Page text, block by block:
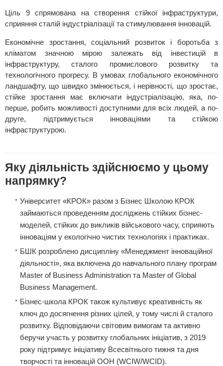
Ціль 9 спрямована на створення стійкої інфраструктури,
сприяння сталій індустріалізації та стимулювання інновацій.
Економічне зростання, соціальний розвиток і боротьба з
кліматом значною мірою залежать від інвестицій в
інфраструктуру, сталого промислового розвитку та
технологічного прогресу. В умовах глобального економічного
ландшафту, що швидко змінюється, і нерівності, що зростає,
стійке зростання має включати індустріалізацію, яка, по-
перше, робить можливості доступними для всіх людей, а по-
друге, підтримується інноваціями та стійкою
інфраструктурою.
Яку діяльність здійснюємо у цьому
напрямку?
Університет «КРОК» разом з Бізнес Школою КРОК
займаються проведенням досліджень стійких бізнес-
моделей, стійких до викликів військового часу, сприяють
інноваціям у екологічно чистих технологіях і практиках.
БШК розроблено дисципліну «Менеджмент інноваційної
діяльності», яка включена до навчального плану програм
Master of Business Administration та Master of Global
Business Management.
Бізнес-школа КРОК також культивує креативність як
ключ до досягнення різних цілей, у тому числі й сталого
розвитку. Відповідаючи світовим вимогам та активно
беручи участь у розвитку глобальних ініціатив, з 2019
року підтримує ініціативу Всесвітнього тижня та дня
творчості та інновацій ООН (WCIW/WCID).